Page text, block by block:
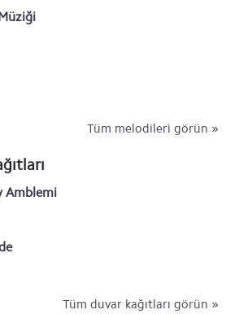
Tüm melodileri görün »
Amblemi
Tüm duvar kağıtları görün »